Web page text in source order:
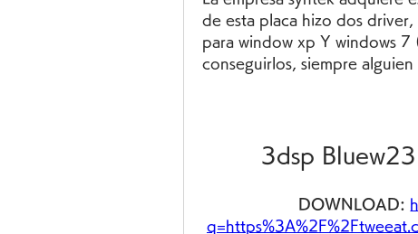
de esta placa hizo dos
para window xp Y windows 7
conseguirlos, siempre alguien
3dsp
DOWNLOAD: